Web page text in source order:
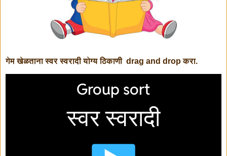
गेम खेळताना स्वर स्वरादी योग्य ठिकाणी drag and drop करा.